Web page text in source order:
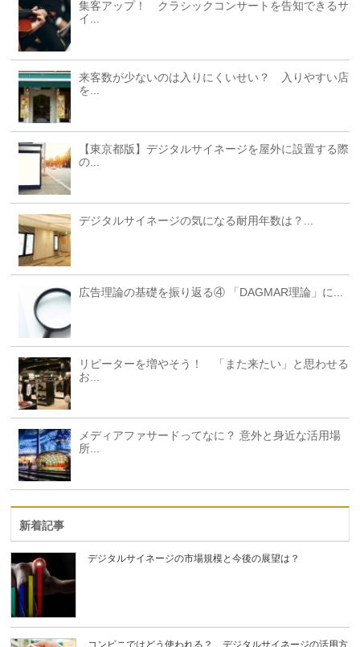
集客アップ！ クラシックコンサートを告知できるサ
イ...
来客数が少ないのは入りにくいせい？ 入りやすい店
を...
【東京都版】デジタルサイネージを屋外に設置する際
の...
デジタルサイネージの気になる耐用年数は？...
広告理論の基礎を振り返る④ 「DAGMAR理論」に...
リピーターを増やそう！ 「また来たい」と思わせる
お...
メディアファサードってなに？ 意外と身近な活用場
所...
新着記事
デジタルサイネージの市場規模と今後の展望は？